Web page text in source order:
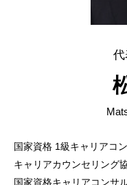
国家資格 1級キャリアコ
キャリアカウンセリング
国家資格キャリアコンサ